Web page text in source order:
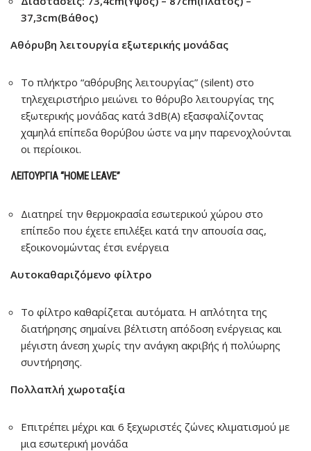
37,3cm(Βάθος)
Αθόρυβη λειτουργία εξωτερικής μονάδας
Το πλήκτρο “αθόρυβης λειτουργίας” (silent) στο
τηλεχειριστήριο μειώνει το θόρυβο λειτουργίας της
εξωτερικής μονάδας κατά 3dB(A) εξασφαλίζοντας
χαμηλά επίπεδα θορύβου ώστε να μην παρενοχλούνται
οι περίοικοι.
ΛΕΙΤΟΥΡΓΊΑ “HOME LEAVE”
Διατηρεί την θερμοκρασία εσωτερικού χώρου στο
επίπεδο που έχετε επιλέξει κατά την απουσία σας,
εξοικονομώντας έτσι ενέργεια
Αυτοκαθαριζόμενο φίλτρο
Το φίλτρο καθαρίζεται αυτόματα. Η απλότητα της
διατήρησης σημαίνει βέλτιστη απόδοση ενέργειας και
μέγιστη άνεση χωρίς την ανάγκη ακριβής ή πολύωρης
συντήρησης.
Πολλαπλή χωροταξία
Επιτρέπει μέχρι και 6 ξεχωριστές ζώνες κλιματισμού με
μια εσωτερική μονάδα